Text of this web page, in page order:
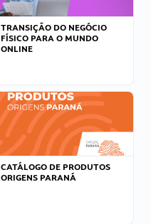
TRANSIÇÃO DO NEGÓCIO
FÍSICO PARA O MUNDO
ONLINE
CATÁLOGO DE PRODUTOS
ORIGENS PARANÁ